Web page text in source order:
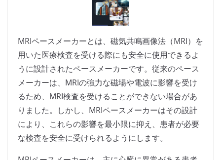
MRIペースメーカーとは、磁気共鳴画像法（MRI）を
用いた医療検査を受ける際にも安全に使用できるよ
うに設計されたペースメーカーです。従来のペース
メーカーは、MRIの強力な磁場や電波に影響を受け
るため、MRI検査を受けることができない場合があ
りました。しかし、MRIペースメーカーはその設計
により、これらの影響を最小限に抑え、患者が必要
な検査を安全に受けられるようにします。